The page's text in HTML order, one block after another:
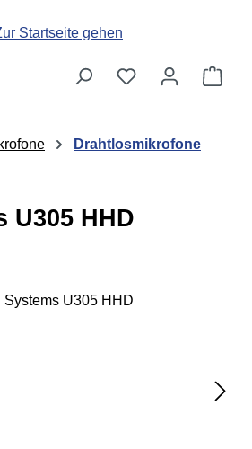
Drahtlosmikrofone
U305 HHD